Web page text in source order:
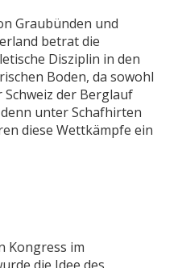
Graubünden und
betrat die
Disziplin in den
Boden, da sowohl
Schweiz der Berglauf
unter Schafhirten
diese Wettkämpfe ein
Kongress im